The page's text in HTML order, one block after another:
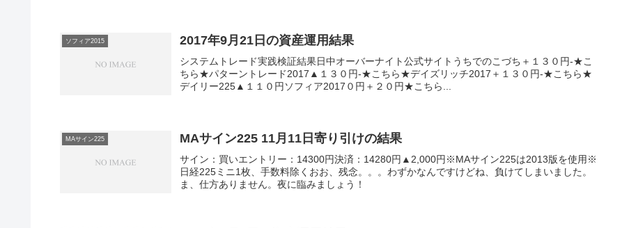
ソフィア2015 2017年9月21日の資産運用結果
システムトレード実践検証結果日中オーバーナイト公式サイトうちでのこづち＋１３０円-★こ
ちら★パターントレード2017▲１３０円-★こちら★デイズリッチ2017＋１３０円-★こちら★
デイリー225▲１１０円ソフィア2017０円＋２０円★こちら...
MAサイン225 MAサイン225 11月11日寄り引けの結果
サイン：買いエントリー：14300円決済：14280円▲2,000円※MAサイン225は2013版を使用※
日経225ミニ1枚、手数料除くおお、残念。。。わずかなんですけどね、負けてしまいました。
ま、仕方ありません。夜に臨みましょう！